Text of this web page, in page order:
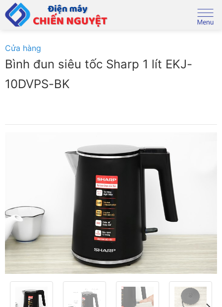
Skip
to
Cửa hàng
Bình đun siêu tốc Sharp 1 lít EKJ-
10DVPS-BK